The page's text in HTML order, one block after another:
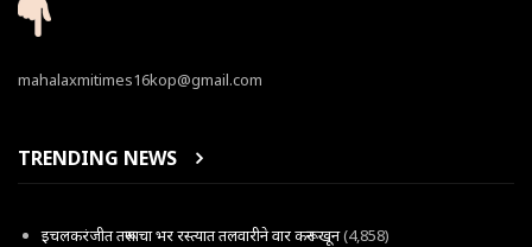
mahalaxmitimes16kop@gmail.com
TRENDING NEWS
इचलकरंजीत तरूणाचा भर रस्त्यात तलवारीने वार करून खून(4,858)